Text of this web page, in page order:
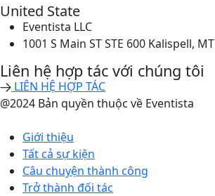
United State
Eventista LLC
1001 S Main ST STE 600 Kalispell,
Liên hệ hợp tác với chúng tôi
LIÊN HỆ HỢP TÁC
@2024 Bản quyền thuộc về Eventista
Giới thiệu
Tất cả sự kiện
Câu chuyện thành công
Trở thành đối tác